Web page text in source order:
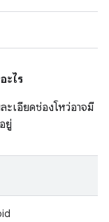
ะไร
ละเอียดช่องโหว่อาจมี
ยู่